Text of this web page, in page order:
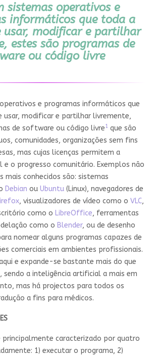
sistemas operativos e
informáticos que toda a
usar, modificar e partilhar
estes são programas de
ou código livre
e programas informáticos que
usar, modificar e partilhar livremente,
de software ou código livre1que são
comunidades, organizações sem fins
mas cujas licenças permitem a
e o progresso comunitário. Exemplos não
mais conhecidos são: sistemas
Debian ou Ubuntu(Linux), navegadores de
, visualizadores de vídeo como o VLC,
como o LibreOffice, ferramentas
como o Blender, ou de desenho
nomear alguns programas capazes de
comerciais em ambientes profissionais.
e expande-se bastante mais do que
sendo a inteligência artificial a mais em
mas há projectos para todos os
a fins para médicos.
caracterizado por quatro
1) executar o programa, 2)